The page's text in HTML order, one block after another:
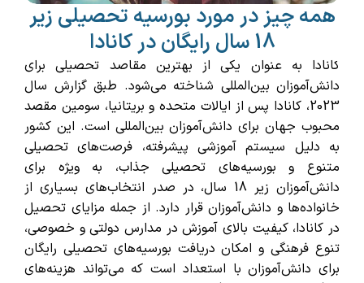
همه چیز در مورد بورسیه تحصیلی زیر
18 سال رایگان در کانادا
کانادا به عنوان یکی از بهترین مقاصد تحصیلی برای
دانش‌آموزان بین‌المللی شناخته می‌شود. طبق گزارش سال
2023، کانادا پس از ایالات متحده و بریتانیا، سومین مقصد
محبوب جهان برای دانش‌آموزان بین‌المللی است. این کشور
به دلیل سیستم آموزشی پیشرفته، فرصت‌های تحصیلی
متنوع و بورسیه‌های تحصیلی جذاب، به ویژه برای
دانش‌آموزان زیر 18 سال، در صدر انتخاب‌های بسیاری از
خانواده‌ها و دانش‌آموزان قرار دارد. از جمله مزایای تحصیل
در کانادا، کیفیت بالای آموزش در مدارس دولتی و خصوصی،
تنوع فرهنگی و امکان دریافت بورسیه‌های تحصیلی رایگان
برای دانش‌آموزان با استعداد است که می‌تواند هزینه‌های